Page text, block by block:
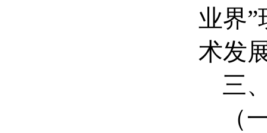
业界
术发
三
（